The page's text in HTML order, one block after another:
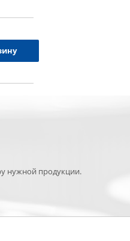
нужной продукции.